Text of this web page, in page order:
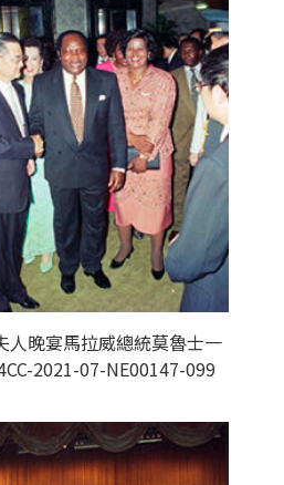
人晚宴馬拉威總統莫魯士一
2021-07-NE00147-099